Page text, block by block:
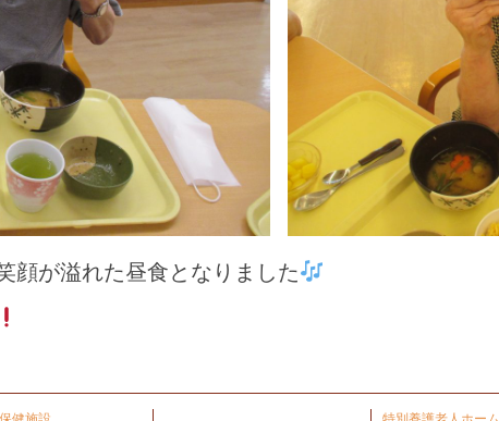
顔が溢れた昼食となりました